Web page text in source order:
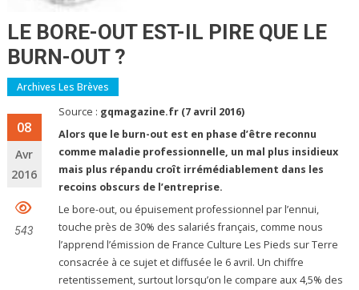
LE BORE-OUT EST-IL PIRE QUE LE
BURN-OUT ?
Archives Les Brèves
08
Avr
2016
543
Source : gqmagazine.fr (7 avril 2016)
Alors que le burn-out est en phase d’être reconnu
comme maladie professionnelle, un mal plus insidieux
mais plus répandu croît irrémédiablement dans les
recoins obscurs de l’entreprise.
Le bore-out, ou épuisement professionnel par l’ennui,
touche près de 30% des salariés français, comme nous
l’apprend l’émission de France Culture Les Pieds sur Terre
consacrée à ce sujet et diffusée le 6 avril. Un chiffre
retentissement, surtout lorsqu’on le compare aux 4,5% des